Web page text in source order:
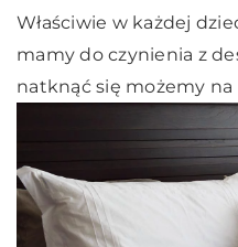
Właściwie w każdej
mamy do czynienia z
natknąć się możemy na